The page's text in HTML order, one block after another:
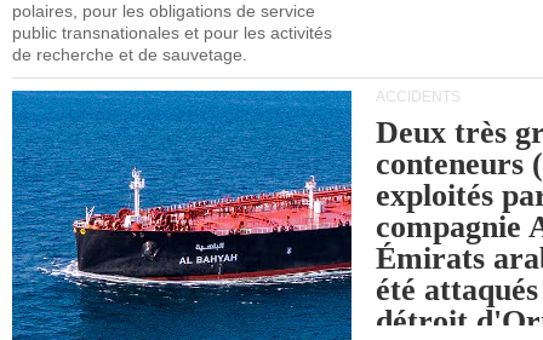
polaires, pour les obligations de service
public transnationales et pour les activités
de recherche et de sauvetage.
ACCIDENTS
Deux très
conteneurs
exploités
compagnie
Émirats
été
détroit